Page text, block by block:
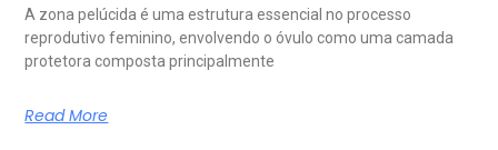
A zona pelúcida é uma estrutura essencial no processo
reprodutivo feminino, envolvendo o óvulo como uma camada
protetora composta principalmente
Read More